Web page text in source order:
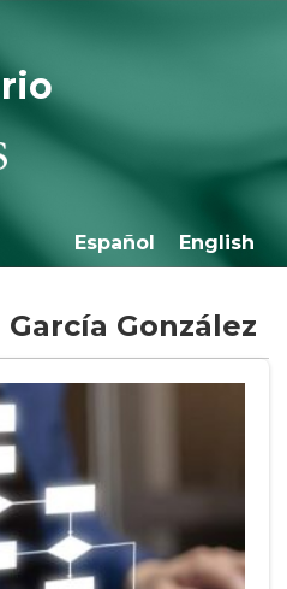
Español English
González